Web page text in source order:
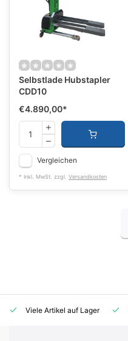
Selbstlade Hubstapler
CDD10
€4.890,00*
Vergleichen
* Inkl. MwSt. zzgl. Versandkosten
Viele Artikel auf Lager